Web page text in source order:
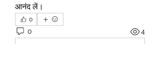
आनंद लें।
0
0 4